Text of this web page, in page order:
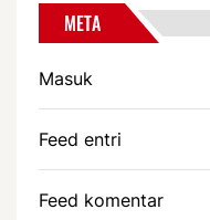
META
Masuk
Feed entri
Feed komentar